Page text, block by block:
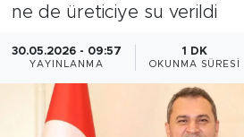
ne de üreticiye su verildi
30.05.2026 - 09:57
YAYINLANMA
1 DK
OKUNMA SÜRESI
Gündem